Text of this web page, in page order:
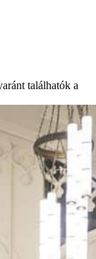
találhatók a